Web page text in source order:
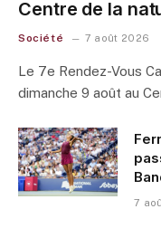
Centre de la
Société 7 août 2026
Le 7e Rendez-Vous
dimanche 9 août au
7